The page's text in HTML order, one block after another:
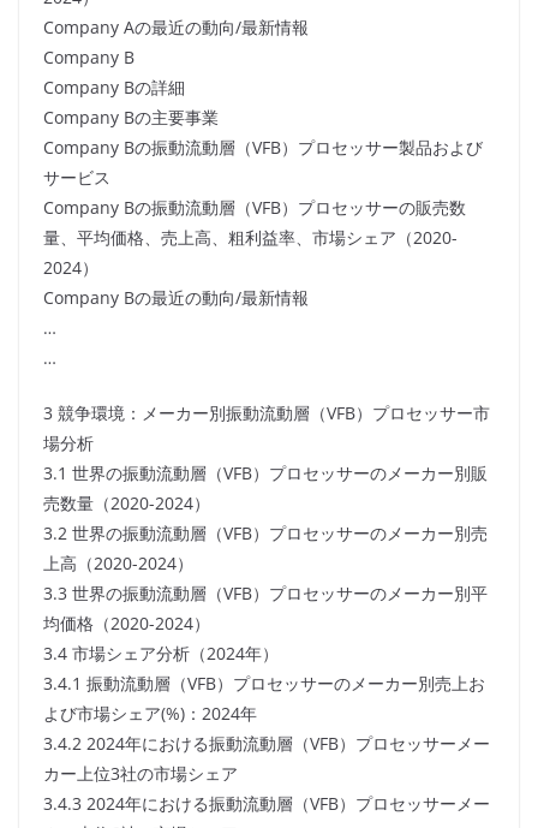
Company Aの最近の動向/最新情報
Company B
Company Bの詳細
Company Bの主要事業
Company Bの振動流動層（VFB）プロセッサー製品および
サービス
Company Bの振動流動層（VFB）プロセッサーの販売数
量、平均価格、売上高、粗利益率、市場シェア（2020-
2024）
Company Bの最近の動向/最新情報
…
…
3 競争環境：メーカー別振動流動層（VFB）プロセッサー市
場分析
3.1 世界の振動流動層（VFB）プロセッサーのメーカー別販
売数量（2020-2024）
3.2 世界の振動流動層（VFB）プロセッサーのメーカー別売
上高（2020-2024）
3.3 世界の振動流動層（VFB）プロセッサーのメーカー別平
均価格（2020-2024）
3.4 市場シェア分析（2024年）
3.4.1 振動流動層（VFB）プロセッサーのメーカー別売上お
よび市場シェア(%)：2024年
3.4.2 2024年における振動流動層（VFB）プロセッサーメー
カー上位3社の市場シェア
3.4.3 2024年における振動流動層（VFB）プロセッサーメー